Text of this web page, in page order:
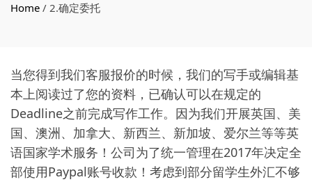
Home / 2.确定委托
当您得到我们客服报价的时候，我们的写手或编辑基
本上阅读过了您的资料，已确认可以在规定的
Deadline之前完成写作工作。因为我们开展英国、美
国、澳洲、加拿大、新西兰、新加坡、爱尔兰等等英
语国家学术服务！公司为了统一管理在2017年决定全
部使用Paypal账号收款！考虑到部分留学生外汇不够